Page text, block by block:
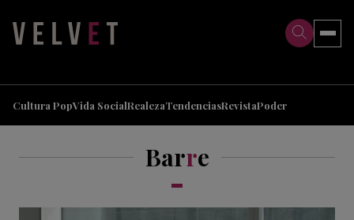
Cultura PopVida SocialRealezaTendenciasRevistaPoder
Barre